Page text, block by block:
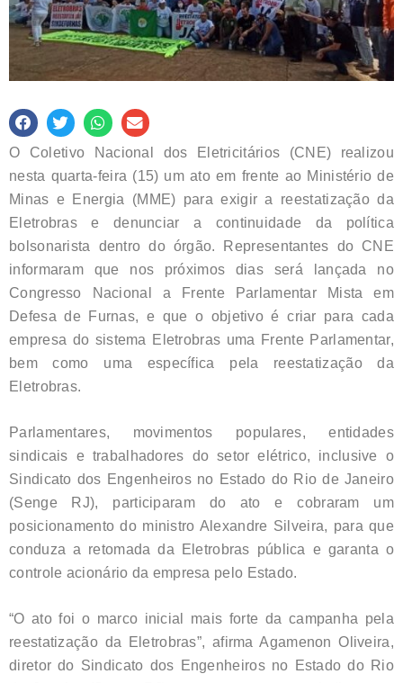
O Coletivo Nacional dos Eletricitários (CNE) realizou
nesta quarta-feira (15) um ato em frente ao Ministério de
Minas e Energia (MME) para exigir a reestatização da
Eletrobras e denunciar a continuidade da política
bolsonarista dentro do órgão. Representantes do CNE
informaram que nos próximos dias será lançada no
Congresso Nacional a Frente Parlamentar Mista em
Defesa de Furnas, e que o objetivo é criar para cada
empresa do sistema Eletrobras uma Frente Parlamentar,
bem como uma específica pela reestatização da
Eletrobras.
Parlamentares, movimentos populares, entidades
sindicais e trabalhadores do setor elétrico, inclusive o
Sindicato dos Engenheiros no Estado do Rio de Janeiro
(Senge RJ), participaram do ato e cobraram um
posicionamento do ministro Alexandre Silveira, para que
conduza a retomada da Eletrobras pública e garanta o
controle acionário da empresa pelo Estado.
“O ato foi o marco inicial mais forte da campanha pela
reestatização da Eletrobras”, afirma Agamenon Oliveira,
diretor do Sindicato dos Engenheiros no Estado do Rio